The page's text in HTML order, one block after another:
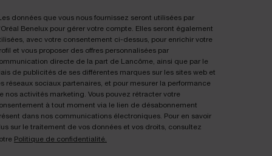
données que vous nous fournissez seront utilisées par
Benelux pour gérer votre compte. Elles seront également
avec votre consentement ci-dessus, pour enrichir votre
et vous proposer des offres personnalisées par
directe de la part de Lancôme, ainsi que par le
de publicités de ses différentes marques sur les sites web et
réseaux sociaux partenaires, et pour mesurer la performance
nos activités marketing. Vous pouvez rétracter votre
à tout moment via le lien de désabonnement
dans nos communications électroniques. Pour en savoir
sur le traitement de vos données et vos droits, consultez
Politique de confidentialité.